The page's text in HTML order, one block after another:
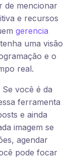
de mencionar
e recursos
gerencia
uma visão
e o
real.
Se você é da
ferramenta
e ainda
imagem se
agendar
pode focar